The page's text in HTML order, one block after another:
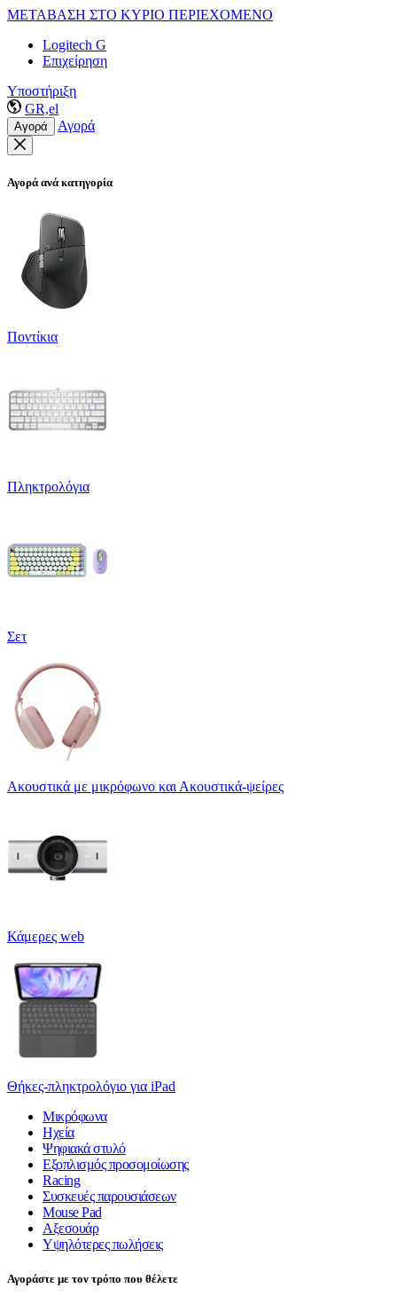
ΜΕΤΑΒΑΣΗ ΣΤΟ ΚΥΡΙΟ ΠΕΡΙΕΧΟΜΕΝΟ
Logitech G
Επιχείρηση
Υποστήριξη
GR,el
Αγορά Αγορά
Αγορά ανά κατηγορία
Ποντίκια
Πληκτρολόγια
Σετ
Ακουστικά με μικρόφωνο και Ακουστικά-ψείρες
Κάμερες web
Θήκες-πληκτρολόγιο για iPad
Μικρόφωνα
Ηχεία
Ψηφιακά στυλό
Εξοπλισμός προσομοίωσης
Racing
Συσκευές παρουσιάσεων
Mouse Pad
Αξεσουάρ
Υψηλότερες πωλήσεις
Αγοράστε με τον τρόπο που θέλετε